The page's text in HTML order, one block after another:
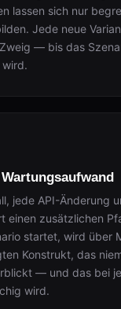
lassen sich nur
Jede neue
— bis das
jede API-Änderung
einen zusätzlichen
startet, wird über
Konstrukt, das
— und das bei
wird.